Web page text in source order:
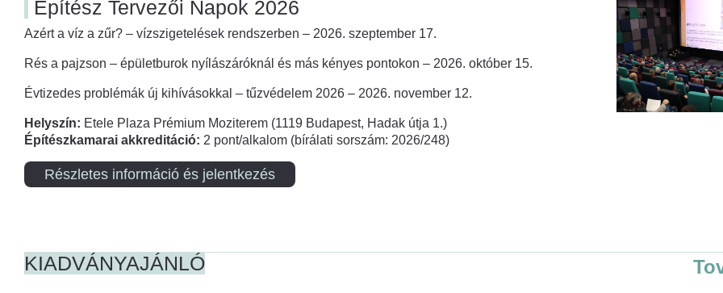
Építész Tervezői Napok 2026
Azért a víz a zűr? – vízszigetelések rendszerben – 2026. szeptember 17.
Rés a pajzson – épületburok nyílászáróknál és más kényes pontokon – 2026. október 15.
Évtizedes problémák új kihívásokkal – tűzvédelem 2026 – 2026. november 12.
Helyszín: Etele Plaza Prémium Moziterem (1119 Budapest, Hadak útja 1.)
Építészkamarai akkreditáció: 2 pont/alkalom (bírálati sorszám: 2026/248)
Részletes információ és jelentkezés
KIADVÁNYAJÁNLÓ